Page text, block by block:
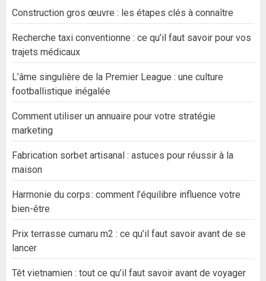
Construction gros œuvre : les étapes clés à connaître
Recherche taxi conventionne : ce qu’il faut savoir pour vos
trajets médicaux
L’âme singulière de la Premier League : une culture
footballistique inégalée
Comment utiliser un annuaire pour votre stratégie
marketing
Fabrication sorbet artisanal : astuces pour réussir à la
maison
Harmonie du corps : comment l’équilibre influence votre
bien-être
Prix terrasse cumaru m2 : ce qu’il faut savoir avant de se
lancer
Têt vietnamien : tout ce qu’il faut savoir avant de voyager